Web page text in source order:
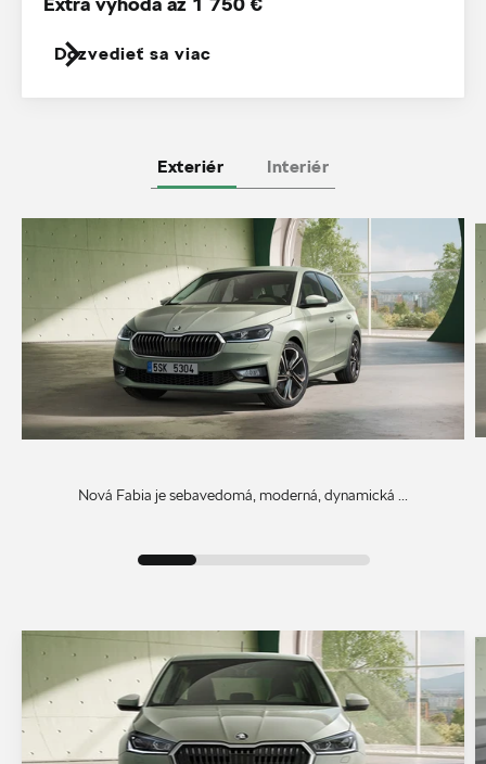
Dozvedieť sa viac
Exteriér Interiér
Nová Fabia je sebavedomá, moderná, dynamická ...